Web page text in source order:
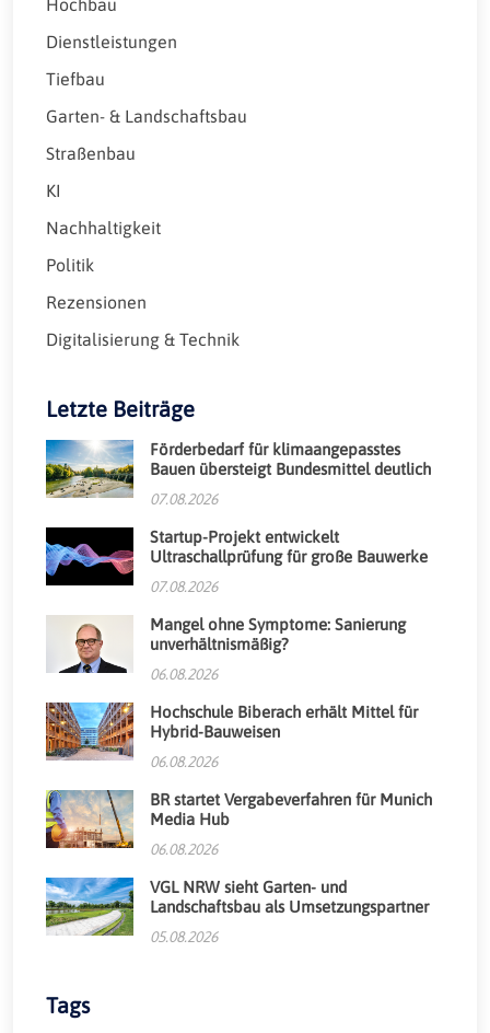
Hochbau
Dienstleistungen
Tiefbau
Garten- & Landschaftsbau
Straßenbau
KI
Nachhaltigkeit
Politik
Rezensionen
Digitalisierung & Technik
Letzte Beiträge
Förderbedarf für klimaangepasstes
Bauen übersteigt Bundesmittel deutlich
07.08.2026
Startup-Projekt entwickelt
Ultraschallprüfung für große Bauwerke
07.08.2026
Mangel ohne Symptome: Sanierung
unverhältnismäßig?
06.08.2026
Hochschule Biberach erhält Mittel für
Hybrid-Bauweisen
06.08.2026
BR startet Vergabeverfahren für Munich
Media Hub
06.08.2026
VGL NRW sieht Garten- und
Landschaftsbau als Umsetzungspartner
05.08.2026
Tags